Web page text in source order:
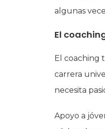
algunas
El
El coaching
carrera
necesita
Apoyo a